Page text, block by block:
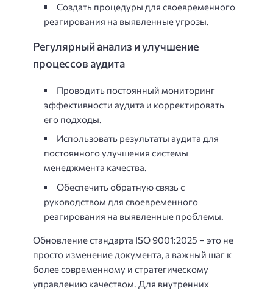
Создать процедуры для своевременного
реагирования на выявленные угрозы.
Регулярный анализ и улучшение
процессов аудита
Проводить постоянный мониторинг
эффективности аудита и корректировать
его подходы.
Использовать результаты аудита для
постоянного улучшения системы
менеджмента качества.
Обеспечить обратную связь с
руководством для своевременного
реагирования на выявленные проблемы.
Обновление стандарта ISO 9001:2025 – это не
просто изменение документа, а важный шаг к
более современному и стратегическому
управлению качеством. Для внутренних